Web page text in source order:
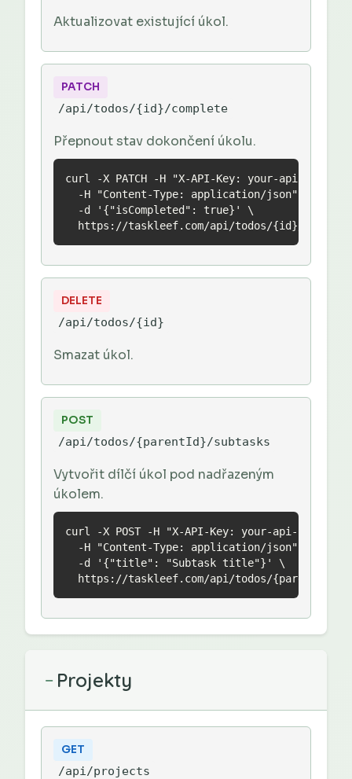
Aktualizovat existující úkol.
PATCH
/api/todos/{id}/complete
Přepnout stav dokončení úkolu.
curl -X PATCH -H "X-API-Key: your-api-key" \
  -H "Content-Type: application/json" \
  -d '{"isCompleted": true}' \
https://taskleef.com/api/todos/{id}/
DELETE
/api/todos/{id}
Smazat úkol.
POST
/api/todos/{parentId}/subtasks
Vytvořit dílčí úkol pod nadřazeným
úkolem.
curl -X POST -H "X-API-Key: your-api-key" \
  -H "Content-Type: application/json" \
  -d '{"title": "Subtask title"}' \
https://taskleef.com/api/todos/{parentId}/
− Projekty
GET
/api/projects